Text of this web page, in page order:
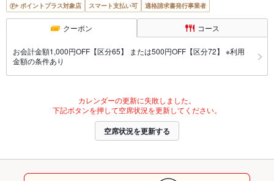
ポイントプラス対象店
スマート支払い可 適格請求書発行事業者
クーポン コース
お会計金額1,000円OFF【区分65】 または500円OFF【区分72】 ※利用
金額の条件あり
カレンダーの更新に失敗しました。
下記ボタンを押して空席状況を更新してください。
空席状況を更新する